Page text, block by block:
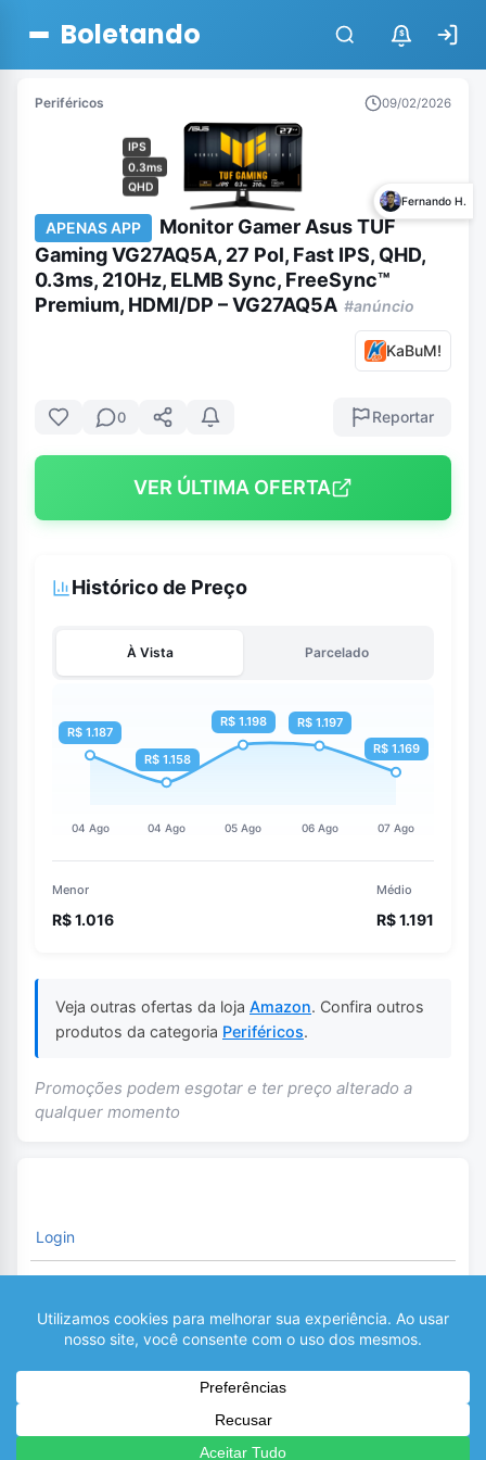
Boletando $
Cupons Notebooks
Periféricos 09/02/2026
IPS
0.3ms
QHD
Fernando H.
APENAS APP
Monitor Gamer Asus TUF
Gaming VG27AQ5A, 27 Pol, Fast IPS, QHD,
0.3ms, 210Hz, ELMB Sync, FreeSync™
Premium, HDMI/DP – VG27AQ5A #anúncio
KaBuM!
0 Reportar
VER ÚLTIMA OFERTA
Histórico de Preço
À Vista Parcelado
Menor
R$ 1.016
Médio
R$ 1.191
Veja outras ofertas da loja Amazon. Confira outros
produtos da categoria Periféricos.
Promoções podem esgotar e ter preço alterado a
qualquer momento
Login